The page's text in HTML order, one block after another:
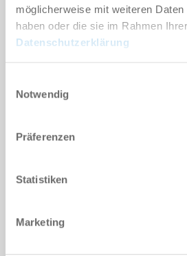
möglicherweise mit weiteren
haben oder die sie im Rahmen
Datenschutzerklärung
Notwendig
Präferenzen
Statistiken
Marketing
장점 세부 정보